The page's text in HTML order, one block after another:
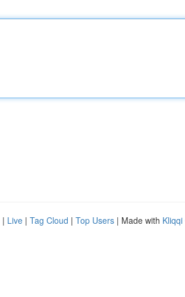
| Live | Tag Cloud | Top Users | Made with